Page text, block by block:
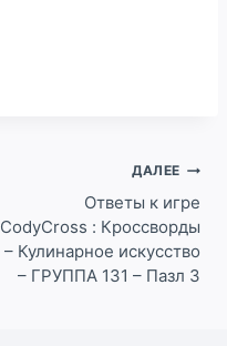
ДАЛЕЕ
Ответы к игре
CodyCross : Кроссворды
– Кулинарное искусство
– ГРУППА 131 – Пазл 3